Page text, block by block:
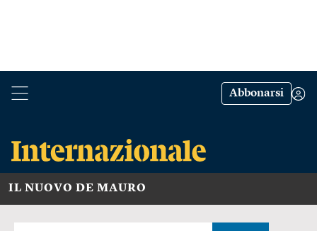
Abbonarsi
IL NUOVO DE MAURO